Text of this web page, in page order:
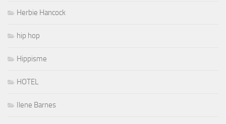
Herbie Hancock
hip hop
Hippisme
HOTEL
Ilene Barnes